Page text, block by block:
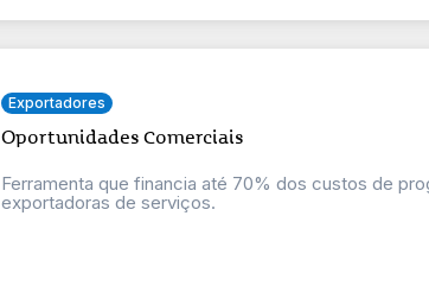
Exportadores
Oportunidades Comerciais
Ferramenta que financia até 70% dos custos de
exportadoras de serviços.